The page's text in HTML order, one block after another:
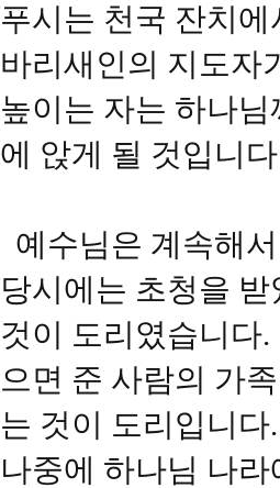
푸시는 천국 잔치
바리새인의 지도자
높이는 자는 하나
에 앉게 될 것입니
예수님은 계속해
당시에는 초청을
것이 도리였습니다
으면 준 사람의 가
는 것이 도리입니
나중에 하나님 나